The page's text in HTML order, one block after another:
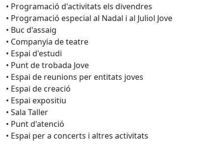
• Programació d'activitats els divendres
• Programació especial al Nadal i al Juliol Jove
• Buc d'assaig
• Companyia de teatre
• Espai d'estudi
• Punt de trobada Jove
• Espai de reunions per entitats joves
• Espai de creació
• Espai expositiu
• Sala Taller
• Punt d'atenció
• Espai per a concerts i altres activitats